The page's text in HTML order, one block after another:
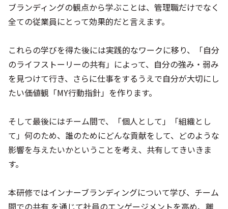
ブランディングの観点から学ぶことは、管理職だけでなく
全ての従業員にとって効果的だと言えます。
これらの学びを得た後には実践的なワークに移り、「自分
のライフストーリーの共有」によって、自分の強み・弱み
を見つけて行き、さらに仕事をするうえで自分が大切にし
たい価値観「MY行動指針」を作ります。
そして最後にはチーム間で、「個人として」「組織とし
て」何のため、誰のためにどんな貢献をして、どのような
影響を与えたいかということを考え、共有してきいきま
す。
本研修ではインナーブランディングについて学び、チーム